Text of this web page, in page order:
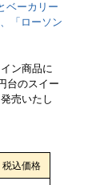
ベーカリー
「ローソン
ン商品に
台のスイー
売いたし
税込価格